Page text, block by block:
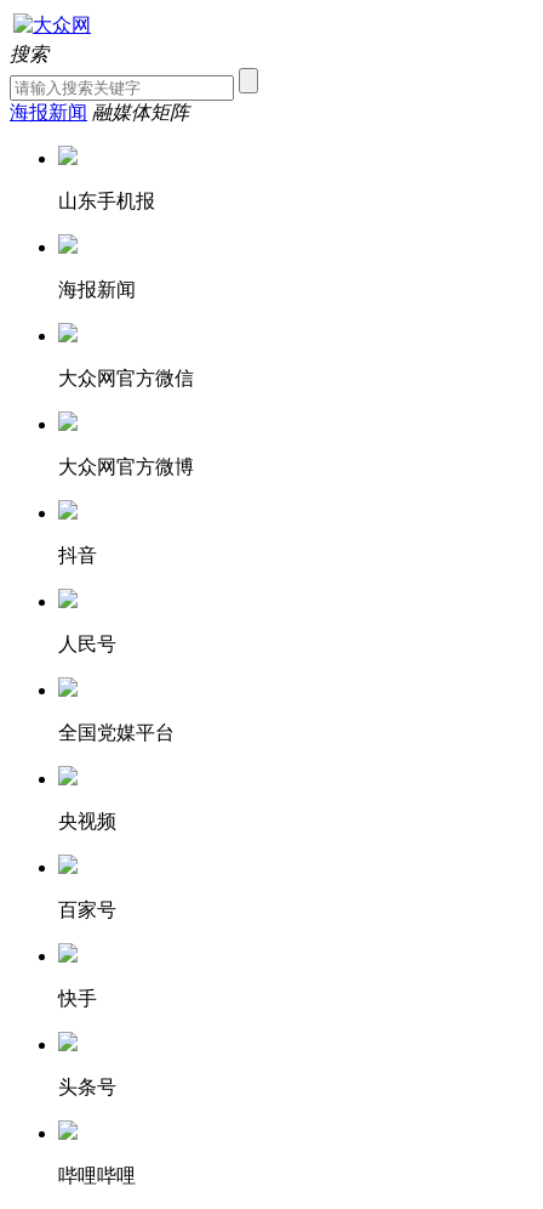
搜索
海报新闻 融媒体矩阵
山东手机报
海报新闻
大众网官方微信
大众网官方微博
抖音
人民号
全国党媒平台
央视频
百家号
快手
头条号
哔哩哔哩